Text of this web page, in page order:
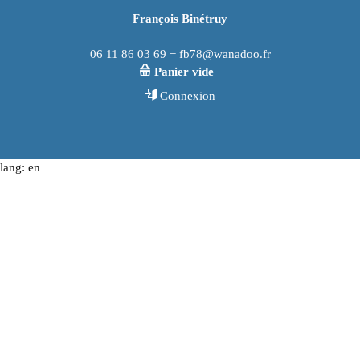
François Binétruy
06 11 86 03 69 − fb78@wanadoo.fr
Panier vide
Connexion
lang: en